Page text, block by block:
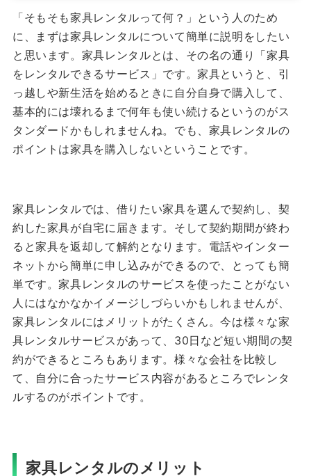
「そもそも家具レンタルって何？」という人のため
に、まずは家具レンタルについて簡単に説明をしたい
と思います。家具レンタルとは、その名の通り「家具
をレンタルできるサービス」です。家具というと、引
っ越しや新生活を始めるときに自分自身で購入して、
基本的には壊れるまで何年も使い続けるというのがス
タンダードかもしれませんね。でも、家具レンタルの
ポイントは家具を購入しないということです。
家具レンタルでは、借りたい家具を選んで契約し、契
約した家具が自宅に届きます。そして契約期間が終わ
ると家具を返却して解約となります。電話やインター
ネットから簡単に申し込みができるので、とっても簡
単です。家具レンタルのサービスを使ったことがない
人にはなかなかイメージしづらいかもしれませんが、
家具レンタルにはメリットがたくさん。今は様々な家
具レンタルサービスがあって、30日など短い期間の契
約ができるところもあります。様々な会社を比較し
て、自分に合ったサービス内容があるところでレンタ
ルするのがポイントです。
家具レンタルのメリット